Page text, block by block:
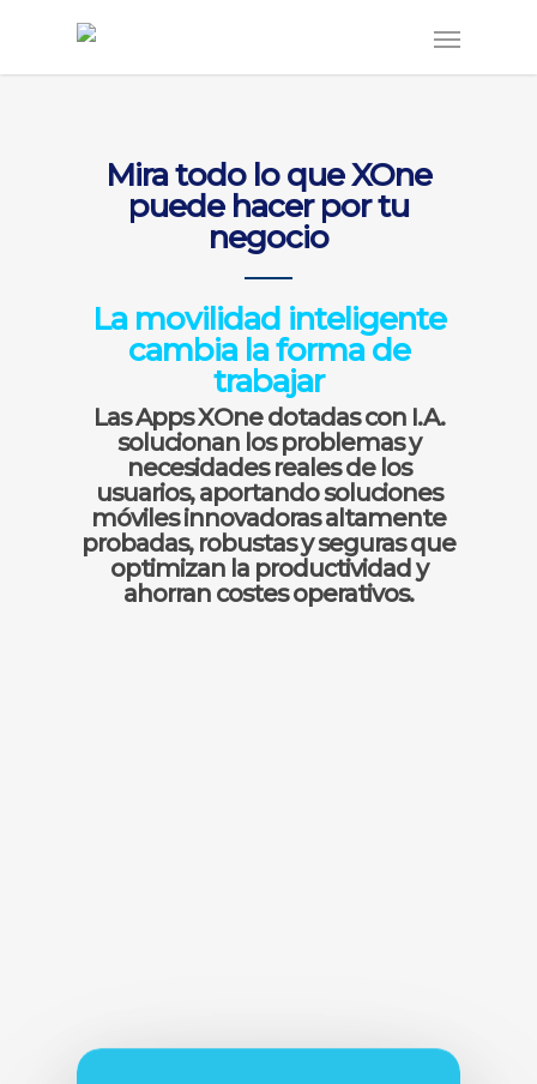
Mira todo lo que XOne
puede hacer por tu
negocio
La movilidad inteligente
cambia la forma de
trabajar
Las Apps XOne dotadas con I.A.
solucionan los problemas y
necesidades reales de los
usuarios, aportando soluciones
móviles innovadoras altamente
probadas, robustas y seguras que
optimizan la productividad y
ahorran costes operativos.